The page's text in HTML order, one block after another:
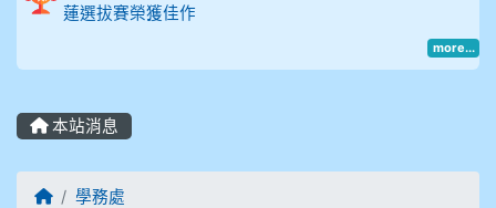
905蔣昇和
905周沛蓉
905鄭瑀安
906江彥臻
蓮選拔賽榮獲佳作
more...
本站消息
回首頁學務處